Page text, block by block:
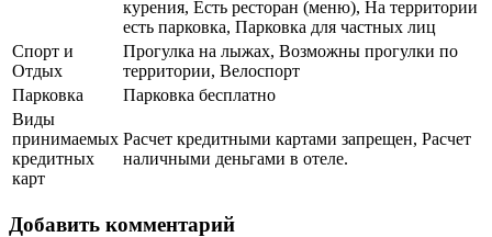
курения, Есть ресторан (меню), На территории
есть парковка, Парковка для частных лиц
Спорт и
Отдых
Прогулка на лыжах, Возможны прогулки по
территории, Велоспорт
Парковка
Парковка бесплатно
Виды
принимаемых
кредитных
карт
Расчет кредитными картами запрещен, Расчет
наличными деньгами в отеле.
Добавить комментарий